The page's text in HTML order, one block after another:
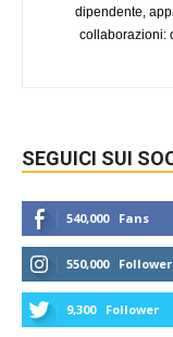
dipendente,
collaborazioni:
SEGUICI SUI
540,000 Fans
550,000 Follower
9,300 Follower